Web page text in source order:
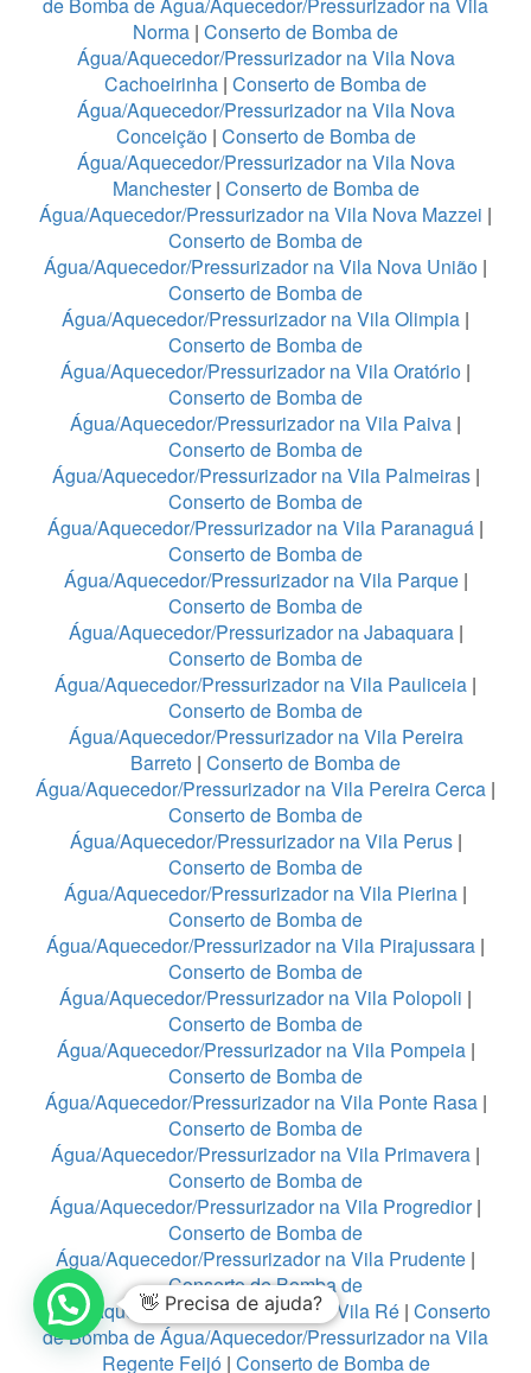
de Bomba de Água/Aquecedor/Pressurizador na Vila
Norma | Conserto de Bomba de
Água/Aquecedor/Pressurizador na Vila Nova
Cachoeirinha | Conserto de Bomba de
Água/Aquecedor/Pressurizador na Vila Nova
Conceição| Conserto de Bomba de
Água/Aquecedor/Pressurizador na Vila Nova
Manchester| Conserto de Bomba de
Água/Aquecedor/Pressurizador na Vila Nova Mazzei |
Conserto de Bomba de
Água/Aquecedor/Pressurizador na Vila Nova União |
Conserto de Bomba de
Água/Aquecedor/Pressurizador na Vila Olimpia |
Conserto de Bomba de
Água/Aquecedor/Pressurizador na Vila Oratório |
Conserto de Bomba de
Água/Aquecedor/Pressurizador na Vila Paiva |
Conserto de Bomba de
Água/Aquecedor/Pressurizador na Vila Palmeiras|
Conserto de Bomba de
Água/Aquecedor/Pressurizador na Vila Paranaguá |
Conserto de Bomba de
Água/Aquecedor/Pressurizador na Vila Parque|
Conserto de Bomba de
Água/Aquecedor/Pressurizador na Jabaquara|
Conserto de Bomba de
Água/Aquecedor/Pressurizador na Vila Pauliceia |
Conserto de Bomba de
Água/Aquecedor/Pressurizador na Vila Pereira
Barreto | Conserto de Bomba de
Água/Aquecedor/Pressurizador na Vila Pereira Cerca |
Conserto de Bomba de
Água/Aquecedor/Pressurizador na Vila Perus|
Conserto de Bomba de
Água/Aquecedor/Pressurizador na Vila Pierina |
Conserto de Bomba de
Água/Aquecedor/Pressurizador na Vila Pirajussara |
Conserto de Bomba de
Água/Aquecedor/Pressurizador na Vila Polopoli |
Conserto de Bomba de
Água/Aquecedor/Pressurizador na Vila Pompeia|
Conserto de Bomba de
Água/Aquecedor/Pressurizador na Vila Ponte Rasa|
Conserto de Bomba de
Água/Aquecedor/Pressurizador na Vila Primavera |
Conserto de Bomba de
Água/Aquecedor/Pressurizador na Vila Progredior|
Conserto de Bomba de
Água/Aquecedor/Pressurizador na Vila Prudente |
Conserto de Bomba de
Água/Aquecedor/Pressurizador na Vila Ré| Conserto
de Bomba de Água/Aquecedor/Pressurizador na Vila
Regente Feijó| Conserto de Bomba de
👋 Precisa de ajuda?